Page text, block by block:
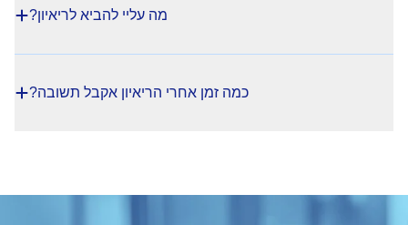
מה עליי להביא לריאיון?
כמה זמן אחרי הריאיון אקבל תשובה?